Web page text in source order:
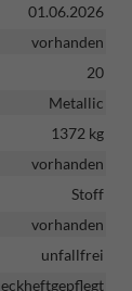
01.06.2026
vorhanden
20
Metallic
1372 kg
vorhanden
Stoff
vorhanden
unfallfrei